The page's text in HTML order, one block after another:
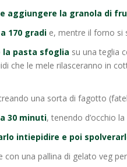
aggiungere la granola di
170 gradi e, mentre il forno si
la pasta sfoglia su una teglia
che le mele rilasceranno in
una sorta di fagotto
30 minuti, tenendo d’occhio
intiepidire e poi
con una pallina di gelato veg